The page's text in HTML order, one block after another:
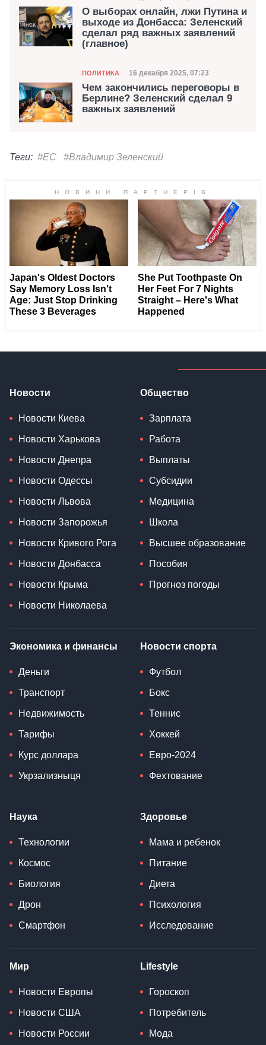
О выборах онлайн, лжи Путина и
выходе из Донбасса: Зеленский
сделал ряд важных заявлений
(главное)
Категория
ПОЛИТИКА Дата публикации
16 декабря 2025, 07:23
Чем закончились переговоры в
Берлине? Зеленский сделал 9
важных заявлений
Теги: #ЕС #Владимир Зеленский
Новости
Новости Киева
Новости Харькова
Новости Днепра
Новости Одессы
Новости Львова
Новости Запорожья
Новости Кривого Рога
Новости Донбасса
Новости Крыма
Новости Николаева
Общество
Зарплата
Работа
Выплаты
Субсидии
Медицина
Школа
Высшее образование
Пособия
Прогноз погоды
Экономика и финансы
Деньги
Транспорт
Недвижимость
Тарифы
Курс доллара
Укрзализныця
Новости спорта
Футбол
Бокс
Теннис
Хоккей
Евро-2024
Фехтование
Наука
Технологии
Космос
Биология
Дрон
Смартфон
Здоровье
Мама и ребенок
Питание
Диета
Психология
Исследование
Мир
Новости Европы
Новости США
Новости России
Lifestyle
Гороскоп
Потребитель
Мода